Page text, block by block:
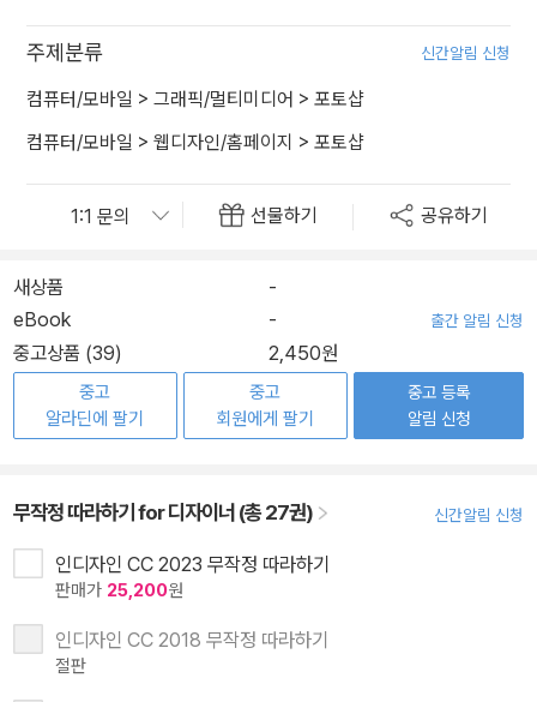
주제분류 신간알림 신청
컴퓨터/모바일 > 그래픽/멀티미디어 > 포토샵
컴퓨터/모바일 > 웹디자인/홈페이지 > 포토샵
선물하기 공유하기
새상품
-
eBook
- 출간 알림 신청
중고상품 (39) 2,450원
중고
알라딘에 팔기
중고
회원에게 팔기
중고 등록
알림 신청
무작정 따라하기 for 디자이너 (총 27권) 신간알림 신청
인디자인 CC 2023 무작정 따라하기
판매가 25,200원
인디자인 CC 2018 무작정 따라하기
절판